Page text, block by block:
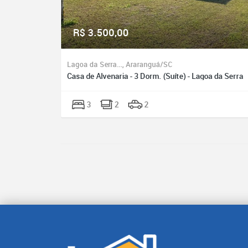
R$ 3.500,00
Lagoa da Serra..., Araranguá/SC
Casa de Alvenaria - 3 Dorm. (Suíte) - Lagoa da Serra
3 2 2